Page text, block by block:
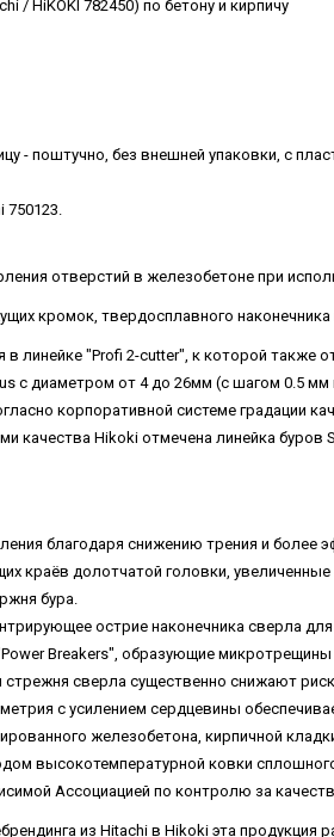
/ HiKOKI 782450) по бетону и кирпичу
- поштучно, без внешней упаковки, с
750123.
отверстий в железобетоне при
кромок, твердосплавного
в линейке "Profi 2-cutter", к которой
с диаметром от 4 до 26мм (с шагом 0.5
корпоративной системе градации
качества Hikoki отмечена линейка
благодаря снижению трения и более
краёв долотчатой ​​головки,
бура.
острие наконечника сверла
Breakers", образующие
сверла существенно снижают
с усилением сердцевины
железобетона, кирпичной
высокотемпературной ковки
Ассоциацией по контролю за
из Hitachi в Hikoki эта